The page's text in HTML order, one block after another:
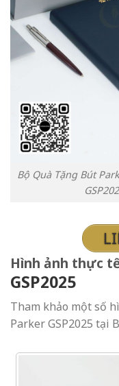
Bộ Quà Tặng Bút
Hình ảnh thực
GSP2025
Tham khảo một số
Parker GSP2025 tại